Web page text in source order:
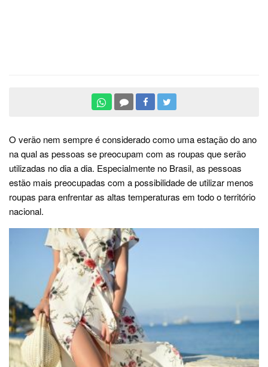
O verão nem sempre é considerado como uma estação do ano
na qual as pessoas se preocupam com as roupas que serão
utilizadas no dia a dia. Especialmente no Brasil, as pessoas
estão mais preocupadas com a possibilidade de utilizar menos
roupas para enfrentar as altas temperaturas em todo o território
nacional.